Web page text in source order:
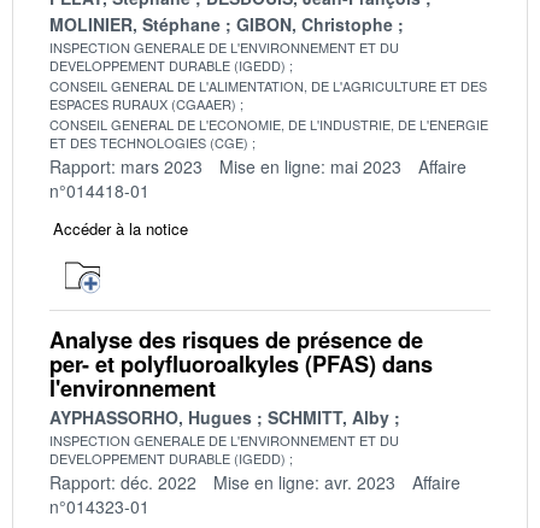
MOLINIER, Stéphane
GIBON, Christophe
INSPECTION GENERALE DE L'ENVIRONNEMENT ET DU
DEVELOPPEMENT DURABLE (IGEDD)
CONSEIL GENERAL DE L'ALIMENTATION, DE L'AGRICULTURE ET DES
ESPACES RURAUX (CGAAER)
CONSEIL GENERAL DE L'ECONOMIE, DE L'INDUSTRIE, DE L'ENERGIE
ET DES TECHNOLOGIES (CGE)
Rapport: mars 2023 Mise en ligne: mai 2023
Affaire
n°014418-01
Accéder à la notice
Analyse des risques de présence de
per- et polyfluoroalkyles (PFAS) dans
l'environnement
AYPHASSORHO, Hugues SCHMITT, Alby
INSPECTION GENERALE DE L'ENVIRONNEMENT ET DU
DEVELOPPEMENT DURABLE (IGEDD)
Rapport: déc. 2022 Mise en ligne: avr. 2023
Affaire
n°014323-01